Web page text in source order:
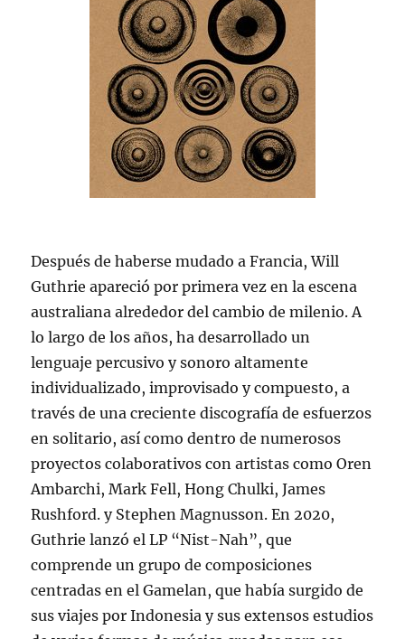
Después de haberse mudado a Francia, Will
Guthrie apareció por primera vez en la escena
australiana alrededor del cambio de milenio. A
lo largo de los años, ha desarrollado un
lenguaje percusivo y sonoro altamente
individualizado, improvisado y compuesto, a
través de una creciente discografía de esfuerzos
en solitario, así como dentro de numerosos
proyectos colaborativos con artistas como Oren
Ambarchi, Mark Fell, Hong Chulki, James
Rushford. y Stephen Magnusson. En 2020,
Guthrie lanzó el LP “Nist-Nah”, que
comprende un grupo de composiciones
centradas en el Gamelan, que había surgido de
sus viajes por Indonesia y sus extensos estudios